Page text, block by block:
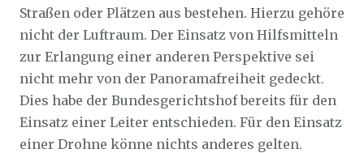
Straßen oder Plätzen aus bestehen. Hierzu gehöre
nicht der Luftraum. Der Einsatz von Hilfsmitteln
zur Erlangung einer anderen Perspektive sei
nicht mehr von der Panoramafreiheit gedeckt.
Dies habe der Bundesgerichtshof bereits für den
Einsatz einer Leiter entschieden. Für den Einsatz
einer Drohne könne nichts anderes gelten.